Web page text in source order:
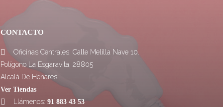
CONTACTO

Oficinas Centrales: Calle Melilla Nave 10.
Polígono La Esgaravita, 28805
Alcalá De Henares
Ver Tiendas
 Llámenos: 91 883 43 53